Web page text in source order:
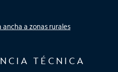
a zonas rurales
TÉCNICA